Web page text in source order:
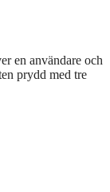
en användare och
prydd med tre